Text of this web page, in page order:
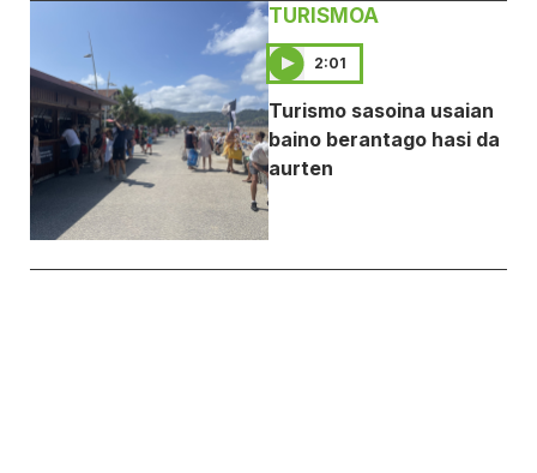
TURISMOA
2:01
Turismo sasoina usaian
baino berantago hasi da
aurten